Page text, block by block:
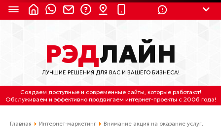
8 (800) 550-9899 (с 2:30 до 11:30 по
Мск)
Бесплатно по России
(4212) 658-653
(4212) 637-673
РЭДЛАЙН
ЛУЧШИЕ РЕШЕНИЯ ДЛЯ ВАС И ВАШЕГО БИЗНЕСА!
Создаем доступные и современные сайты, которые работают!
Обслуживаем и эффективно продвигаем интернет-проекты с 2006 года!
Главная Интернет-маркетинг Внимание акция на оказание услуг.